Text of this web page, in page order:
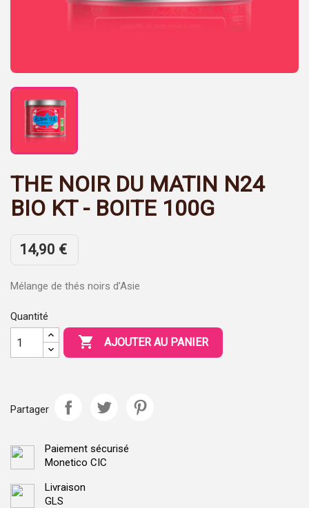
THE NOIR DU MATIN N24
BIO KT - BOITE 100G
14,90 €
Mélange de thés noirs d’Asie
Quantité
 AJOUTER AU PANIER
Partager
Paiement sécurisé
Monetico CIC
Livraison
GLS